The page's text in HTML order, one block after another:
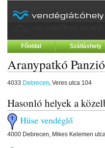
Főoldal Szálláshely
Aranypatkó
4033 Debrecen, Veres utca 104
Hasonló helyek a
Hüse vendéglő
4000 Debrecen, Mikes Kelemen